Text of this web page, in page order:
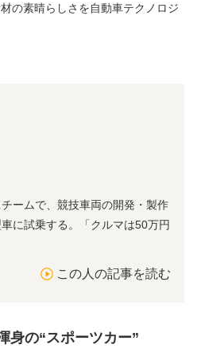
の素晴らしさを自動車テクノロジ
ームで、競技車両の開発・製作
に試乗する。「クルマは50万円
この人の記事を読む
身の“スポーツカー”